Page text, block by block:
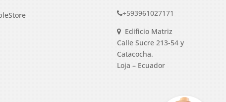
+593961027171
Edificio Matriz
Calle Sucre 213-54 y
Catacocha.
Loja – Ecuador